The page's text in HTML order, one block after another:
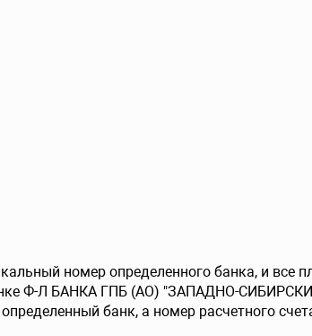
номер определенного банка, и все
Ф-Л БАНКА ГПБ (АО) "ЗАПАДНО-
банк, а номер расчетного